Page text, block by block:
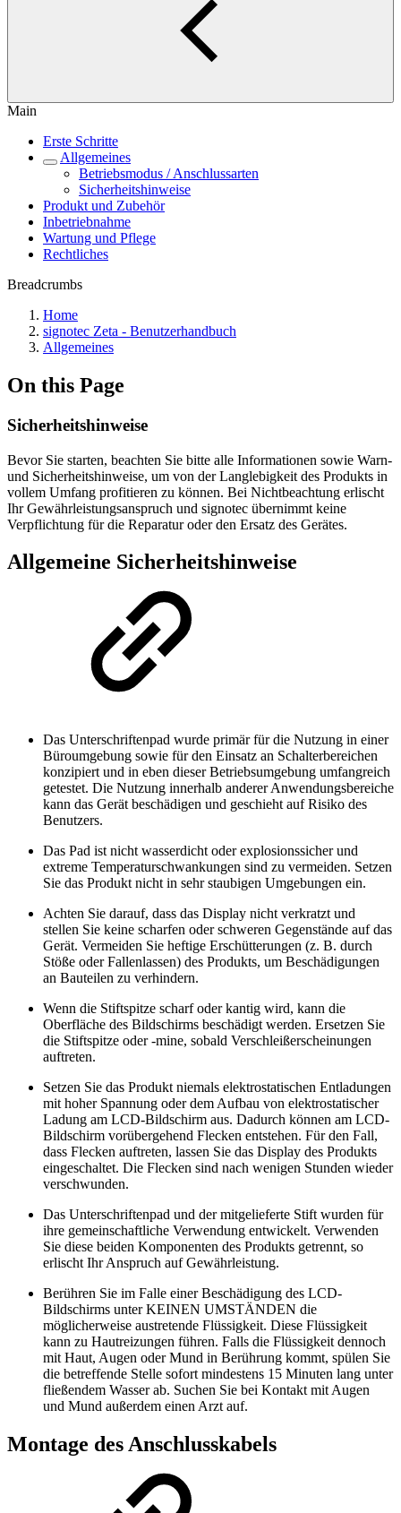
Main
Erste Schritte
Allgemeines
Betriebsmodus / Anschlussarten
Sicherheitshinweise
Produkt und Zubehör
Inbetriebnahme
Wartung und Pflege
Rechtliches
Breadcrumbs
Home
signotec Zeta - Benutzerhandbuch
Allgemeines
On this Page
Sicherheitshinweise
Bevor Sie starten, beachten Sie bitte alle Informationen sowie Warn-
und Sicherheitshinweise, um von der Langlebigkeit des Produkts in
vollem Umfang profitieren zu können. Bei Nichtbeachtung erlischt
Ihr Gewährleistungsanspruch und signotec übernimmt keine
Verpflichtung für die Reparatur oder den Ersatz des Gerätes.
Allgemeine Sicherheitshinweise
Das Unterschriftenpad wurde primär für die Nutzung in einer
Büroumgebung sowie für den Einsatz an Schalterbereichen
konzipiert und in eben dieser Betriebsumgebung umfangreich
getestet. Die Nutzung innerhalb anderer Anwendungsbereiche
kann das Gerät beschädigen und geschieht auf Risiko des
Benutzers.
Das Pad ist nicht wasserdicht oder explosionssicher und
extreme Temperaturschwankungen sind zu vermeiden. Setzen
Sie das Produkt nicht in sehr staubigen Umgebungen ein.
Achten Sie darauf, dass das Display nicht verkratzt und
stellen Sie keine scharfen oder schweren Gegenstände auf das
Gerät. Vermeiden Sie heftige Erschütterungen (z. B. durch
Stöße oder Fallenlassen) des Produkts, um Beschädigungen
an Bauteilen zu verhindern.
Wenn die Stiftspitze scharf oder kantig wird, kann die
Oberfläche des Bildschirms beschädigt werden. Ersetzen Sie
die Stiftspitze oder -mine, sobald Verschleißerscheinungen
auftreten.
Setzen Sie das Produkt niemals elektrostatischen Entladungen
mit hoher Spannung oder dem Aufbau von elektrostatischer
Ladung am LCD-Bildschirm aus. Dadurch können am LCD-
Bildschirm vorübergehend Flecken entstehen. Für den Fall,
dass Flecken auftreten, lassen Sie das Display des Produkts
eingeschaltet. Die Flecken sind nach wenigen Stunden wieder
verschwunden.
Das Unterschriftenpad und der mitgelieferte Stift wurden für
ihre gemeinschaftliche Verwendung entwickelt. Verwenden
Sie diese beiden Komponenten des Produkts getrennt, so
erlischt Ihr Anspruch auf Gewährleistung.
Berühren Sie im Falle einer Beschädigung des LCD-
Bildschirms unter KEINEN UMSTÄNDEN die
möglicherweise austretende Flüssigkeit. Diese Flüssigkeit
kann zu Hautreizungen führen. Falls die Flüssigkeit dennoch
mit Haut, Augen oder Mund in Berührung kommt, spülen Sie
die betreffende Stelle sofort mindestens 15 Minuten lang unter
fließendem Wasser ab. Suchen Sie bei Kontakt mit Augen
und Mund außerdem einen Arzt auf.
Montage des Anschlusskabels